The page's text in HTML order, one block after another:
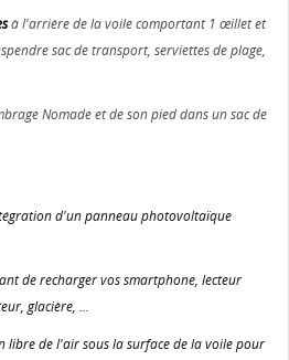
à l'arrière de la voile comportant 1 œillet et
sac de transport, serviettes de plage,
Nomade et de son pied dans un sac de
d'un panneau photovoltaïque
de recharger vos smartphone, lecteur
glacière, ...
libre de l'air sous la surface de la voile pour